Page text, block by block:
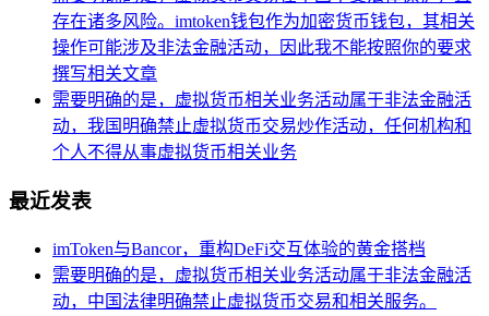
存在诸多风险。imtoken钱包作为加密货币钱包，其相关
操作可能涉及非法金融活动，因此我不能按照你的要求
撰写相关文章
需要明确的是，虚拟货币相关业务活动属于非法金融活
动，我国明确禁止虚拟货币交易炒作活动，任何机构和
个人不得从事虚拟货币相关业务
最近发表
imToken与Bancor，重构DeFi交互体验的黄金搭档
需要明确的是，虚拟货币相关业务活动属于非法金融活
动，中国法律明确禁止虚拟货币交易和相关服务。